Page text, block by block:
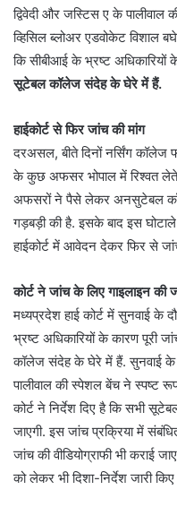
द्विवेदी और जस्टिस ए के पालीवाल
व्हिसिल ब्लोअर एडवोकेट विशाल
कि सीबीआई के भ्रष्ट अधिकारियों
सूटेबल कॉलेज संदेह के घेरे में हैं.
हाईकोर्ट से फिर जांच की मांग
दरअसल, बीते दिनों नर्सिंग कॉलेज
के कुछ अफसर भोपाल में रिश्वत लेते
अफसरों ने पैसे लेकर अनसुटेबल
गड़बड़ी की है. इसके बाद इस
हाईकोर्ट में आवेदन देकर फिर से
कोर्ट ने जांच के लिए गाइलाइन की
मध्यप्रदेश हाई कोर्ट में सुनवाई के
भ्रष्ट अधिकारियों के कारण पूरी
कॉलेज संदेह के घेरे में हैं. सुनवाई के
पालीवाल की स्पेशल बेंच ने स्पष्ट
कोर्ट ने निर्देश दिए है कि सभी
जाएगी. इस जांच प्रक्रिया में
जांच की वीडियोग्राफी भी कराई
को लेकर भी दिशा-निर्देश जारी